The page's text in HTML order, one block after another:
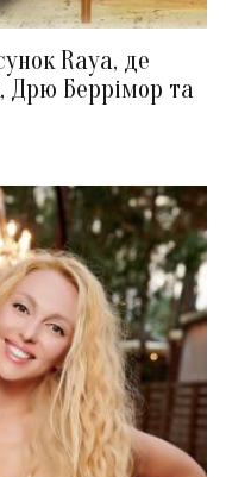
Raya, де
Дрю Беррімор та